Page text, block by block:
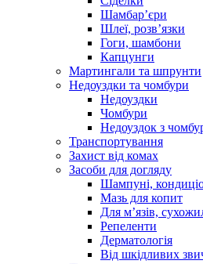
Шамбар’єри
Шлеї, розв’язки
Гоги, шамбони
Капцунги
Мартингали та шпрунти
Недоуздки та чомбури
Недоуздки
Чомбури
Недоуздок з
Транспортування
Захист від комах
Засоби для догляду
Шампуні,
Мазь для копит
Для м’язів,
Репеленти
Дерматологія
Від шкідливих